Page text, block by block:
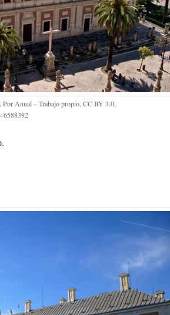
Por Anual – Trabajo propio, CC BY 3.0,